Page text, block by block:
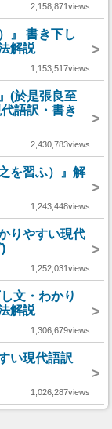
2,158,871views
』 書き下し
解説
>
1,153,517views
(於是張良至
語訳・書き
>
2,430,783views
を習ふ）』解
>
1,243,448views
りやすい現代
>
1,252,031views
文・わかり
解説
>
1,306,679views
い現代語訳
>
1,026,287views